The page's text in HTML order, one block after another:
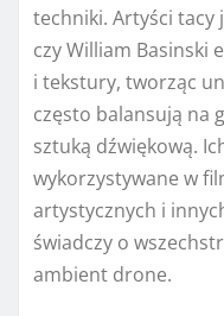
techniki. Artyści tacy
czy William Basinski
i tekstury, tworząc
często balansują na
sztuką dźwiękową.
wykorzystywane w
artystycznych i
świadczy o
ambient drone.